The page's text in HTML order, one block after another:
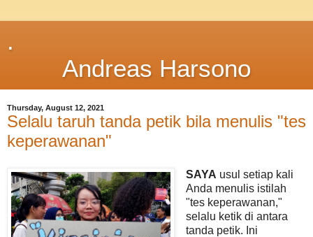
.
Andreas Harsono
Thursday, August 12, 2021
Selalu taruh tanda petik bila menulis "tes
keperawanan"
SAYA usul setiap kali
Anda menulis istilah
"tes keperawanan,"
selalu ketik di antara
tanda petik. Ini